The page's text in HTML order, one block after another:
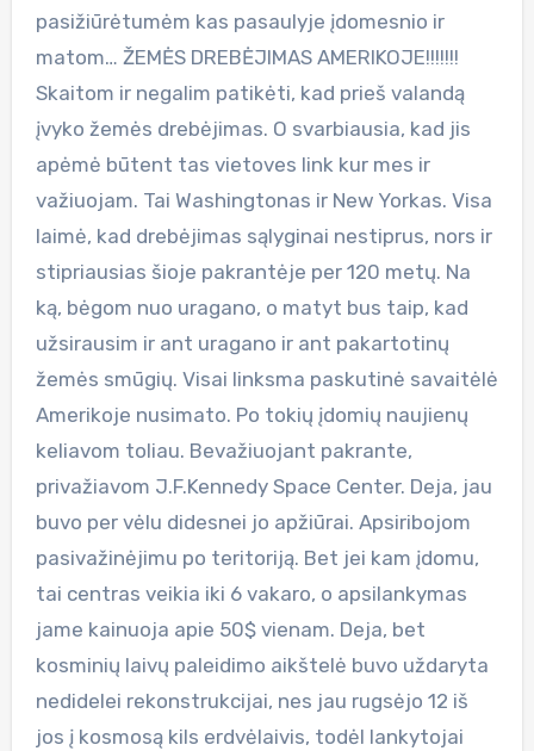
pasižiūrėtumėm kas pasaulyje įdomesnio ir
matom… ŽEMĖS DREBĖJIMAS AMERIKOJE!!!!!!!
Skaitom ir negalim patikėti, kad prieš valandą
įvyko žemės drebėjimas. O svarbiausia, kad jis
apėmė būtent tas vietoves link kur mes ir
važiuojam. Tai Washingtonas ir New Yorkas. Visa
laimė, kad drebėjimas sąlyginai nestiprus, nors ir
stipriausias šioje pakrantėje per 120 metų. Na
ką, bėgom nuo uragano, o matyt bus taip, kad
užsirausim ir ant uragano ir ant pakartotinų
žemės smūgių. Visai linksma paskutinė savaitėlė
Amerikoje nusimato. Po tokių įdomių naujienų
keliavom toliau. Bevažiuojant pakrante,
privažiavom J.F.Kennedy Space Center. Deja, jau
buvo per vėlu didesnei jo apžiūrai. Apsiribojom
pasivažinėjimu po teritoriją. Bet jei kam įdomu,
tai centras veikia iki 6 vakaro, o apsilankymas
jame kainuoja apie 50$ vienam. Deja, bet
kosminių laivų paleidimo aikštelė buvo uždaryta
nedidelei rekonstrukcijai, nes jau rugsėjo 12 iš
jos į kosmosą kils erdvėlaivis, todėl lankytojai